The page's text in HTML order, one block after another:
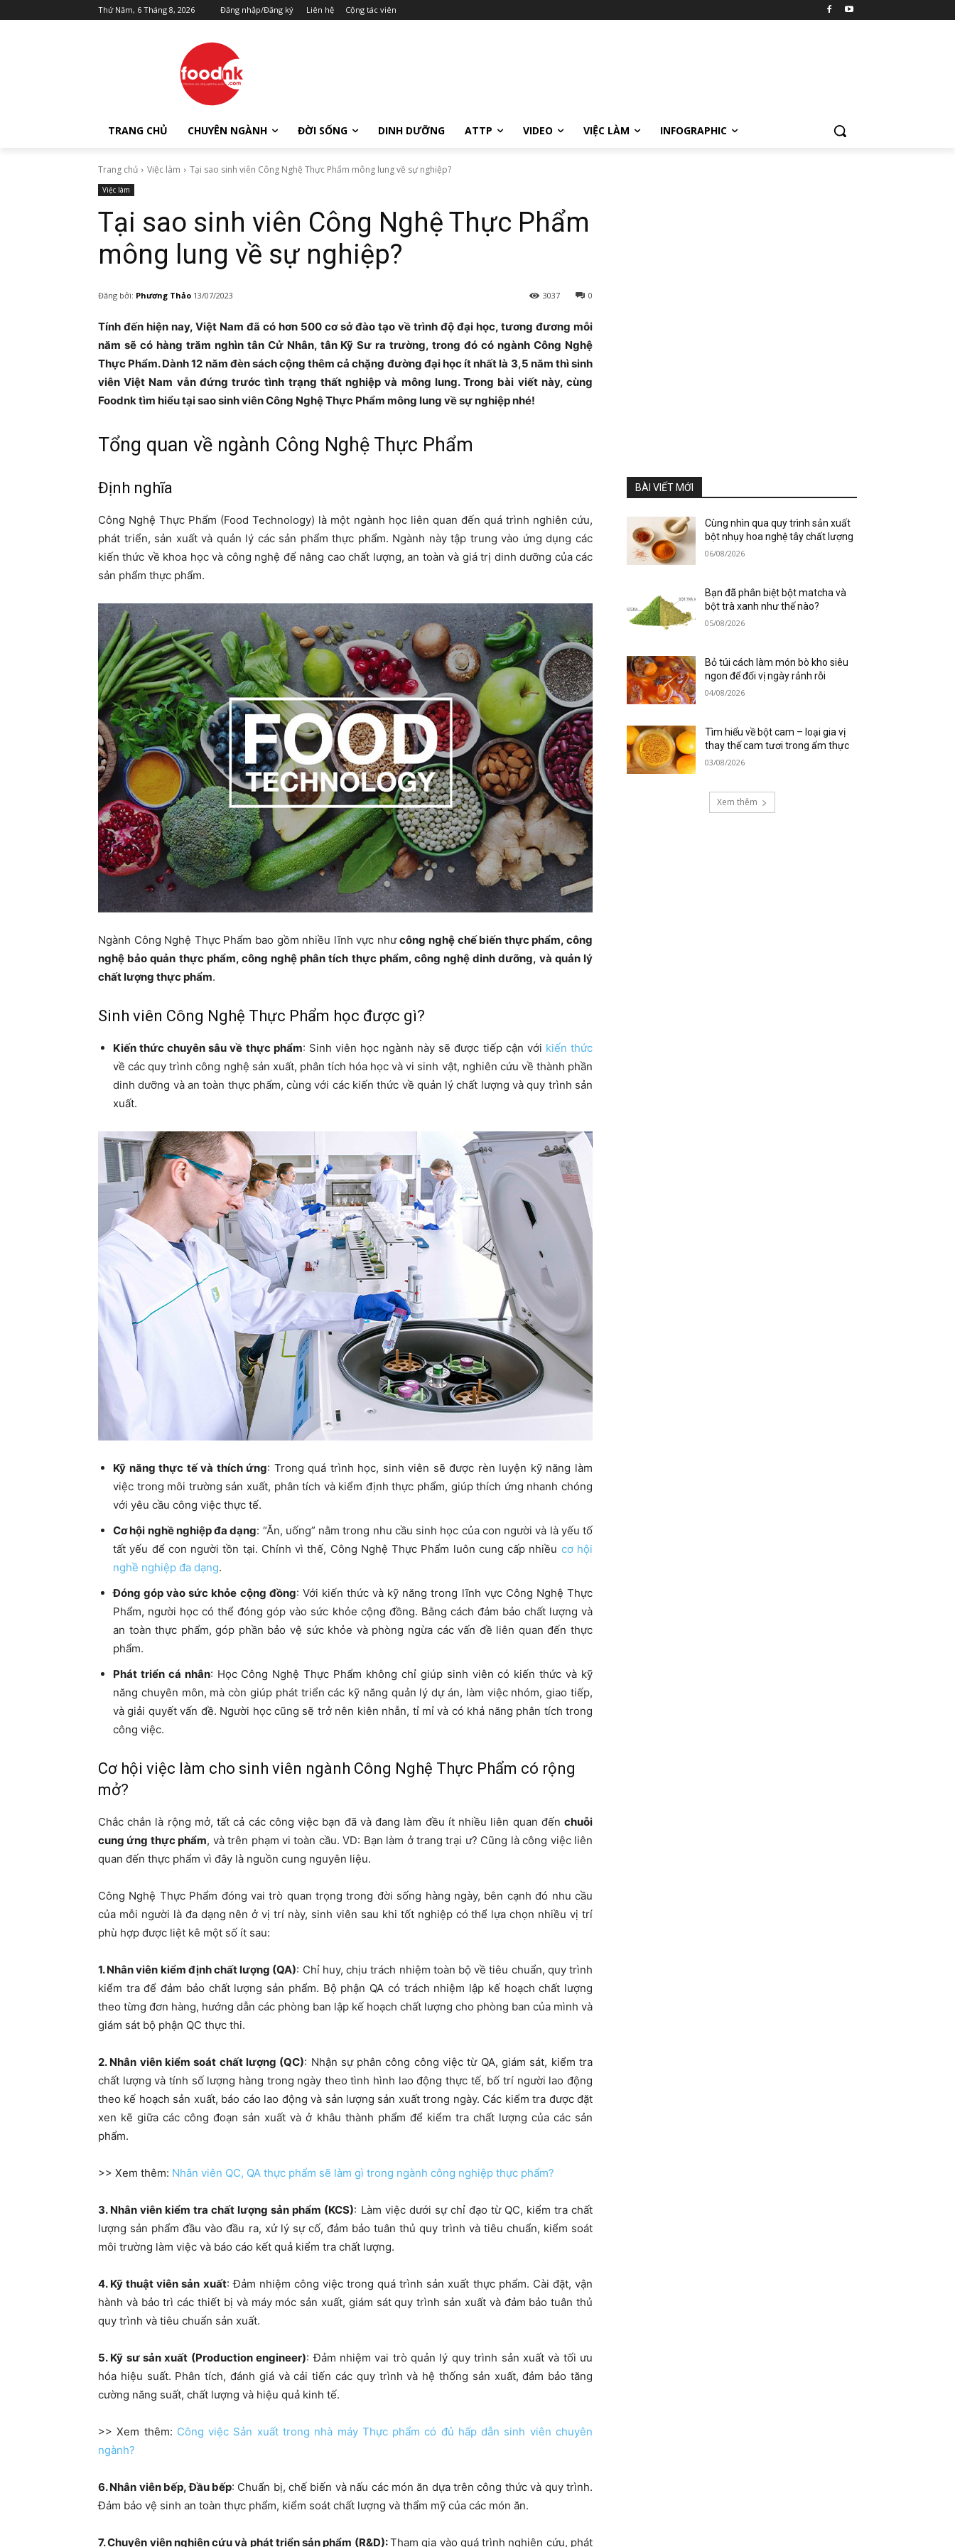
Thứ Năm, 6 Tháng 8, 2026 Đăng nhập/Đăng ký Liên hệ Cộng tác viên
TRANG CHỦ CHUYÊN NGÀNH ĐỜI SỐNG DINH DƯỠNG ATTP VIDEO VIỆC LÀM INFOGRAPHIC
Trang chủ Việc làm Tại sao sinh viên Công Nghệ Thực Phẩm mông lung về sự nghiệp?
Việc làm
Tại sao sinh viên Công Nghệ Thực Phẩm
mông lung về sự nghiệp?
Đăng bởi: Phương Thảo 13/07/2023 0
3037
Tính đến hiện nay, Việt Nam đã có hơn 500 cơ sở đào tạo về trình độ đại học, tương đương mỗi
năm sẽ có hàng trăm nghìn tân Cử Nhân, tân Kỹ Sư ra trường, trong đó có ngành Công Nghệ
Thực Phẩm. Dành 12 năm đèn sách cộng thêm cả chặng đường đại học ít nhất là 3,5 năm thì sinh
viên Việt Nam vẫn đứng trước tình trạng thất nghiệp và mông lung. Trong bài viết này, cùng
Foodnk tìm hiểu tại sao sinh viên Công Nghệ Thực Phẩm mông lung về sự nghiệp nhé!
Tổng quan về ngành Công Nghệ Thực Phẩm
Định nghĩa
Công Nghệ Thực Phẩm (Food Technology) là một ngành học liên quan đến quá trình nghiên cứu,
phát triển, sản xuất và quản lý các sản phẩm thực phẩm. Ngành này tập trung vào ứng dụng các
kiến thức về khoa học và công nghệ để nâng cao chất lượng, an toàn và giá trị dinh dưỡng của các
sản phẩm thực phẩm.
Ngành Công Nghệ Thực Phẩm bao gồm nhiều lĩnh vực nhưcông nghệ chế biến thực phẩm, công
nghệ bảo quản thực phẩm, công nghệ phân tích thực phẩm, công nghệ dinh dưỡng, và quản lý
chất lượng thực phẩm.
Sinh viên Công Nghệ Thực Phẩm học được gì?
Kiến thức chuyên sâu về thực phẩm: Sinh viên học ngành này sẽ được tiếp cận với kiến thức
về các quy trình công nghệ sản xuất, phân tích hóa học và vi sinh vật, nghiên cứu về thành phần
dinh dưỡng và an toàn thực phẩm, cùng với các kiến thức về quản lý chất lượng và quy trình sản
xuất.
Kỹ năng thực tế và thích ứng: Trong quá trình học, sinh viên sẽ được rèn luyện kỹ năng làm
việc trong môi trường sản xuất, phân tích và kiểm định thực phẩm, giúp thích ứng nhanh chóng
với yêu cầu công việc thực tế.
Cơ hội nghề nghiệp đa dạng: “Ăn, uống” nằm trong nhu cầu sinh học của con người và là yếu tố
tất yếu để con người tồn tại. Chính vì thế, Công Nghệ Thực Phẩm luôn cung cấp nhiều cơ hội
nghề nghiệp đa dạng.
Đóng góp vào sức khỏe cộng đồng: Với kiến thức và kỹ năng trong lĩnh vực Công Nghệ Thực
Phẩm, người học có thể đóng góp vào sức khỏe cộng đồng. Bằng cách đảm bảo chất lượng và
an toàn thực phẩm, góp phần bảo vệ sức khỏe và phòng ngừa các vấn đề liên quan đến thực
phẩm.
Phát triển cá nhân: Học Công Nghệ Thực Phẩm không chỉ giúp sinh viên có kiến thức và kỹ
năng chuyên môn, mà còn giúp phát triển các kỹ năng quản lý dự án, làm việc nhóm, giao tiếp,
và giải quyết vấn đề. Người học cũng sẽ trở nên kiên nhẫn, tỉ mỉ và có khả năng phân tích trong
công việc.
Cơ hội việc làm cho sinh viên ngành Công Nghệ Thực Phẩm có rộng
mở?
Chắc chắn là rộng mở, tất cả các công việc bạn đã và đang làm đều ít nhiều liên quan đến chuỗi
cung ứng thực phẩm, và trên phạm vi toàn cầu. VD: Bạn làm ở trang trại ư? Cũng là công việc liên
quan đến thực phẩm vì đây là nguồn cung nguyên liệu.
Công Nghệ Thực Phẩm đóng vai trò quan trọng trong đời sống hàng ngày, bên cạnh đó nhu cầu
của mỗi người là đa dạng nên ở vị trí này, sinh viên sau khi tốt nghiệp có thể lựa chọn nhiều vị trí
phù hợp được liệt kê một số ít sau:
1. Nhân viên kiểm định chất lượng (QA): Chỉ huy, chịu trách nhiệm toàn bộ về tiêu chuẩn, quy trình
kiểm tra để đảm bảo chất lượng sản phẩm. Bộ phận QA có trách nhiệm lập kế hoạch chất lượng
theo từng đơn hàng, hướng dẫn các phòng ban lập kế hoạch chất lượng cho phòng ban của mình và
giám sát bộ phận QC thực thi.
2. Nhân viên kiểm soát chất lượng (QC): Nhận sự phân công công việc từ QA, giám sát, kiểm tra
chất lượng và tính số lượng hàng trong ngày theo tình hình lao động thực tế, bố trí người lao động
theo kế hoạch sản xuất, báo cáo lao động và sản lượng sản xuất trong ngày. Các kiểm tra được đặt
xen kẽ giữa các công đoạn sản xuất và ở khâu thành phẩm để kiểm tra chất lượng của các sản
phẩm.
>> Xem thêm: Nhân viên QC, QA thực phẩm sẽ làm gì trong ngành công nghiệp thực phẩm?
3. Nhân viên kiểm tra chất lượng sản phẩm (KCS): Làm việc dưới sự chỉ đạo từ QC, kiểm tra chất
lượng sản phẩm đầu vào đầu ra, xử lý sự cố, đảm bảo tuân thủ quy trình và tiêu chuẩn, kiểm soát
môi trường làm việc và báo cáo kết quả kiểm tra chất lượng.
4. Kỹ thuật viên sản xuất: Đảm nhiệm công việc trong quá trình sản xuất thực phẩm. Cài đặt, vận
hành và bảo trì các thiết bị và máy móc sản xuất, giám sát quy trình sản xuất và đảm bảo tuân thủ
quy trình và tiêu chuẩn sản xuất.
5. Kỹ sư sản xuất (Production engineer): Đảm nhiệm vai trò quản lý quy trình sản xuất và tối ưu
hóa hiệu suất. Phân tích, đánh giá và cải tiến các quy trình và hệ thống sản xuất, đảm bảo tăng
cường năng suất, chất lượng và hiệu quả kinh tế.
>> Xem thêm: Công việc Sản xuất trong nhà máy Thực phẩm có đủ hấp dẫn sinh viên chuyên
ngành?
6. Nhân viên bếp, Đầu bếp: Chuẩn bị, chế biến và nấu các món ăn dựa trên công thức và quy trình.
Đảm bảo vệ sinh an toàn thực phẩm, kiểm soát chất lượng và thẩm mỹ của các món ăn.
7. Chuyên viên nghiên cứu và phát triển sản phẩm (R&D):Tham gia vào quá trình nghiên cứu, phát
BÀI VIẾT MỚI
Cùng nhìn qua quy trình sản xuất
bột nhụy hoa nghệ tây chất lượng
06/08/2026
Bạn đã phân biệt bột matcha và
bột trà xanh như thế nào?
05/08/2026
Bỏ túi cách làm món bò kho siêu
ngon để đổi vị ngày rảnh rỗi
04/08/2026
Tìm hiểu về bột cam – loại gia vị
thay thế cam tươi trong ẩm thực
03/08/2026
Xem thêm